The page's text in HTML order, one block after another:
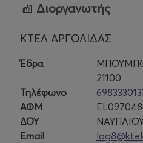
Διοργανωτής
ΚΤΕΛ ΑΡΓΟΛΙΔΑΣ
Έδρα
21100
Τηλέφωνο
ΑΦΜ
ΔΟΥ
Email